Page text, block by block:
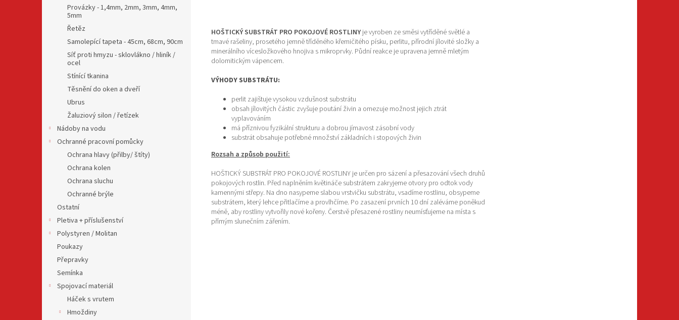
Provázky - 1,4mm, 2mm, 3mm, 4mm,
5mm
Řetěz
Samolepící tapeta - 45cm, 68cm, 90cm
Síť proti hmyzu - sklovlákno / hliník /
ocel
Stínící tkanina
Těsnění do oken a dveří
Ubrus
Žaluziový silon / řetízek
Nádoby na vodu
Ochranné pracovní pomůcky
Ochrana hlavy (přilby/ štíty)
Ochrana kolen
Ochrana sluchu
Ochranné brýle
Ostatní
Pletiva + příslušenství
Polystyren / Molitan
Poukazy
Přepravky
Semínka
Spojovací materiál
Háček s vrutem
Hmoždiny
HOŠTICKÝ SUBSTRÁT PRO POKOJOVÉ ROSTLINY je vyroben ze směsi vytříděné světlé a
tmavé rašeliny, prosetého jemně tříděného křemičitého písku, perlitu, přírodní jílovité složky a
minerálního vícesložkového hnojiva s mikroprvky. Půdní reakce je upravena jemně mletým
dolomitickým vápencem.
VÝHODY SUBSTRÁTU:
perlit zajištuje vysokou vzdušnost substrátu
obsah jílovitých částic zvyšuje poutání živin a omezuje možnost jejich ztrát
vyplavováním
má příznivou fyzikální strukturu a dobrou jímavost zásobní vody
substrát obsahuje potřebné množství základních i stopových živin
Rozsah a způsob použití:
HOŠTICKÝ SUBSTRÁT PRO POKOJOVÉ ROSTLINY je určen pro sázení a přesazování všech druhů
pokojových rostlin. Před naplněním květináče substrátem zakryjeme otvory pro odtok vody
kamennými střepy. Na dno nasypeme slabou vrstvičku substrátu, vsadíme rostlinu, obsypeme
substrátem, který lehce přitlačíme a provlhčíme. Po zasazení prvních 10 dní zaléváme poněkud
méně, aby rostliny vytvořily nové kořeny. Čerstvě přesazené rostliny neumísťujeme na místa s
přímým slunečním zářením.